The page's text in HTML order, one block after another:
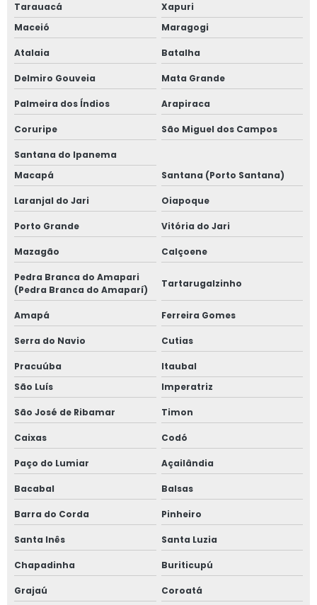
Tarauacá
Xapuri
Maceió
Maragogi
Atalaia Batalha
Delmiro Gouveia Mata Grande
Palmeira dos Índios Arapiraca
Coruripe São Miguel dos Campos
Santana do Ipanema
Macapá
Santana (Porto Santana)
Laranjal do Jari Oiapoque
Porto Grande Vitória do Jari
Mazagão Calçoene
Pedra Branca do Amapari
(Pedra Branca do Amaparí)
Tartarugalzinho
Amapá Ferreira Gomes
Serra do Navio Cutias
Pracuúba
Itaubal
São Luís
Imperatriz
São José de Ribamar Timon
Caixas Codó
Paço do Lumiar Açailândia
Bacabal Balsas
Barra do Corda Pinheiro
Santa Inês Santa Luzia
Chapadinha Buriticupú
Grajaú Coroatá